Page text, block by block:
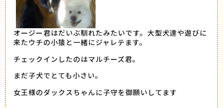
オージー君はだいぶ馴れたみたいです。大型犬達や遊びに
来たウチの小猿と一緒にジャレテます。
チェックインしたのはマルチーズ君。
まだ子犬でとても小さい。
女王様のダックスちゃんに子守を御願いしてます